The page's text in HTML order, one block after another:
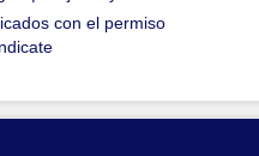
con el permiso